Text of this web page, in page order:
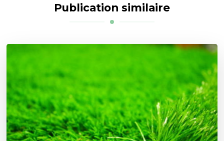
Publication similaire